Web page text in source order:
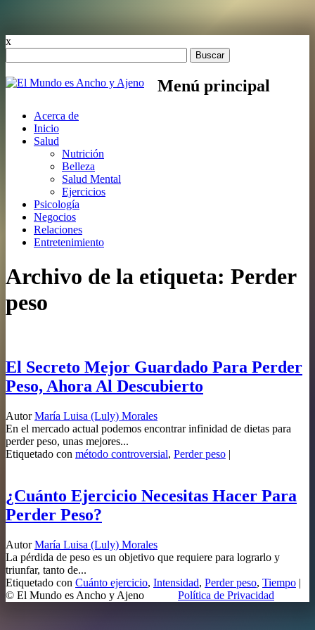
x
Menú principal
Saltar
contenido
Acerca de
Inicio
Salud
Nutrición
Belleza
Salud Mental
Ejercicios
Psicología
Negocios
Relaciones
Entretenimiento
Archivo de la etiqueta: Perder
peso
El Secreto Mejor Guardado Para Perder
Peso, Ahora Al Descubierto
AutorMaría Luisa (Luly) Morales
En el mercado actual podemos encontrar infinidad de dietas para
perder peso, unas mejores...
Etiquetado con método controversial, Perder peso |
¿Cuánto Ejercicio Necesitas Hacer Para
Perder Peso?
AutorMaría Luisa (Luly) Morales
La pérdida de peso es un objetivo que requiere para lograrlo y
triunfar, tanto de...
Etiquetado con Cuánto ejercicio, Intensidad, Perder peso, Tiempo |
© El Mundo es Ancho y Ajeno Política de Privacidad